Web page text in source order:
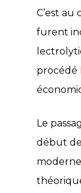
C’est au
furent
procédé
Le
début de